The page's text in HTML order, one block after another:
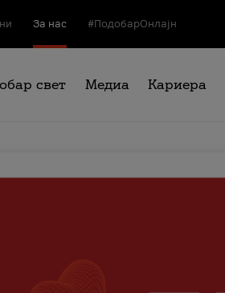
За нас #ПодобарОнлајн
свет Медиа Кариера